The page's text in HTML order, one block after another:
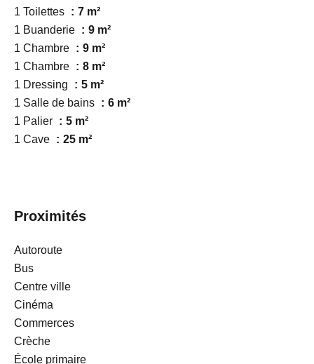
1 Toilettes
7 m²
1 Buanderie
9 m²
1 Chambre
9 m²
1 Chambre
8 m²
1 Dressing
5 m²
1 Salle de bains
6 m²
1 Palier
5 m²
1 Cave
25 m²
Proximités
Autoroute
Bus
Centre ville
Cinéma
Commerces
Crèche
École primaire